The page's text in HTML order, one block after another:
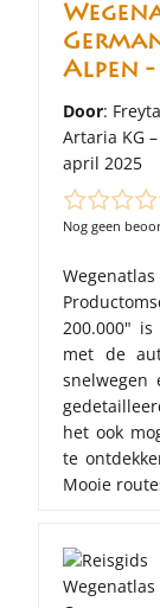
Alpen -
Door:
Artaria KG
april 2025
Nog geen
200.000"
met de
snelwegen
het ook
te
Mooie